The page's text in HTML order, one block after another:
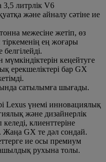
3,5 литрлік V6
және айналу сәтіне ие
межесіне жетіп, өз
тіркеменің ең жоғары
кеңейтуге
ерекшеліктері бар GX
сатылымға шығады.
Lexus үнемі инновациялық
және дизайнерлік
клиенттеріне
Жаңа GX те дәл сондай.
ие осы премиум
рухына толы.